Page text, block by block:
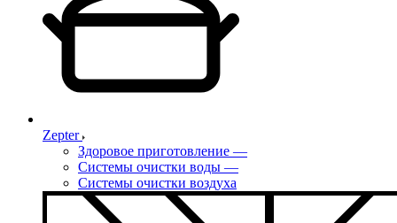
Zepter
Здоровое приготовление —
Системы очистки воды —
Системы очистки воздуха